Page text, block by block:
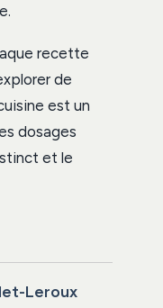
recette
de
est un
dosages
et le
Leroux